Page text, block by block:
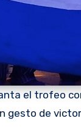
el trofeo
gesto de